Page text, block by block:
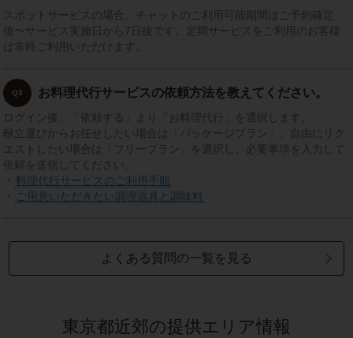
スポットサービスの場合、チャットのご利用可能期間はご予約確定
後〜サービス実施日から7日後です。定期サービスをご利用のお客様
は常時ご利用いただけます。
Q3 お料理代行サービスの依頼方法を教えてください。
ログイン後、「依頼する」より「お料理代行」を選択します。
献立選びからお任せしたい場合は「パッケージプラン」、自由にリク
エストしたい場合は「フリープラン」を選択し、必要事項を入力して
依頼を送信してください。
・ 料理代行サービスのご利用手順
・
ご用意いただきたい調理器具と調味料
よくある質問の一覧を見る
東京都近郊の提供エリア情報